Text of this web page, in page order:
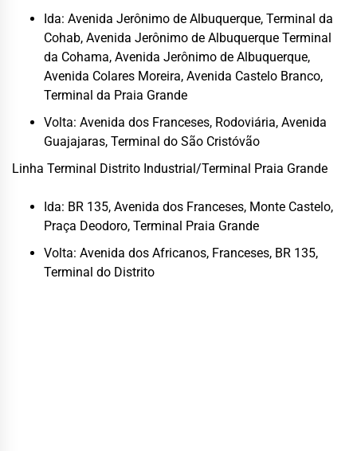
Ida: Avenida Jerônimo de Albuquerque, Terminal da
Cohab, Avenida Jerônimo de Albuquerque Terminal
da Cohama, Avenida Jerônimo de Albuquerque,
Avenida Colares Moreira, Avenida Castelo Branco,
Terminal da Praia Grande
Volta: Avenida dos Franceses, Rodoviária, Avenida
Guajajaras, Terminal do São Cristóvão
Linha Terminal Distrito Industrial/Terminal Praia Grande
Ida: BR 135, Avenida dos Franceses, Monte Castelo,
Praça Deodoro, Terminal Praia Grande
Volta: Avenida dos Africanos, Franceses, BR 135,
Terminal do Distrito